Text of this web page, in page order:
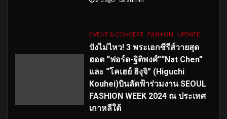
EVENT & CONCERT FASHION UPDATE
ปังไม่ไหว! 3 พระเอกซีรีส์วายสุด
ฮอต “ฟอร์ด-ฐิติพงศ์”“Nat Chen”
และ “โคเฮย์ ฮิงุจิ” (Higuchi
Kouhei)บินลัดฟ้าร่วมงาน SEOUL
FASHION WEEK 2024 ณ ประเทศ
เกาหลีใต้